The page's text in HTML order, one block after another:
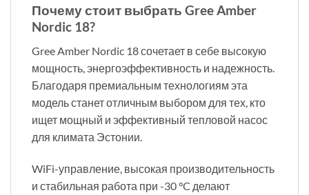
Почему стоит выбрать Gree Amber
Nordic 18?
Gree Amber Nordic 18 сочетает в себе высокую
мощность, энергоэффективность и надежность.
Благодаря премиальным технологиям эта
модель станет отличным выбором для тех, кто
ищет мощный и эффективный тепловой насос
для климата Эстонии.
WiFi-управление, высокая производительность
и стабильная работа при -30 °C делают